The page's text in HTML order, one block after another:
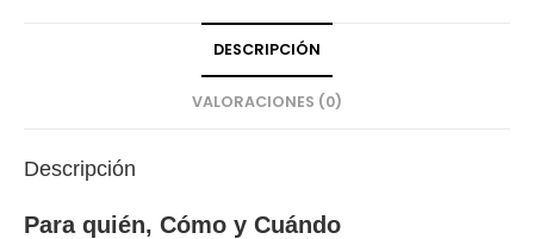
DESCRIPCIÓN
VALORACIONES (0)
Descripción
Para quién, Cómo y Cuándo